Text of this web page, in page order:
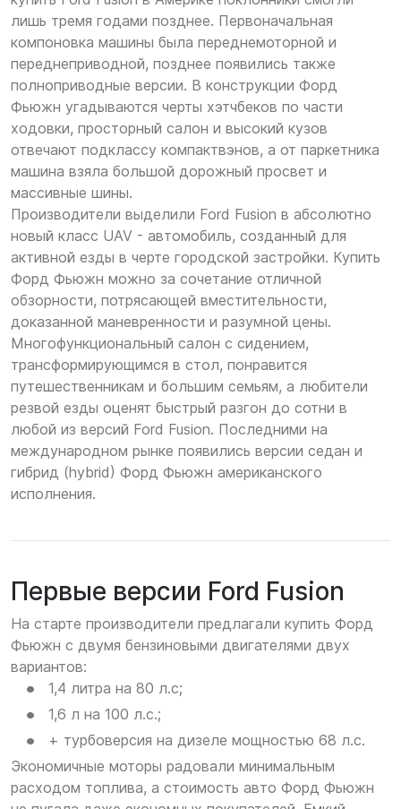
лишь тремя годами позднее. Первоначальная
компоновка машины была переднемоторной и
переднеприводной, позднее появились также
полноприводные версии. В конструкции Форд
Фьюжн угадываются черты хэтчбеков по части
ходовки, просторный салон и высокий кузов
отвечают подклассу компактвэнов, а от паркетника
машина взяла большой дорожный просвет и
массивные шины.
Производители выделили Ford Fusion в абсолютно
новый класс UAV - автомобиль, созданный для
активной езды в черте городской застройки. Купить
Форд Фьюжн можно за сочетание отличной
обзорности, потрясающей вместительности,
доказанной маневренности и разумной цены.
Многофункциональный салон с сидением,
трансформирующимся в стол, понравится
путешественникам и большим семьям, а любители
резвой езды оценят быстрый разгон до сотни в
любой из версий Ford Fusion. Последними на
международном рынке появились версии седан и
гибрид (hybrid) Форд Фьюжн американского
исполнения.
Первые версии Ford Fusion
На старте производители предлагали купить Форд
Фьюжн с двумя бензиновыми двигателями двух
вариантов:
1,4 литра на 80 л.с;
1,6 л на 100 л.с.;
+ турбоверсия на дизеле мощностью 68 л.с.
Экономичные моторы радовали минимальным
расходом топлива, а стоимость авто Форд Фьюжн